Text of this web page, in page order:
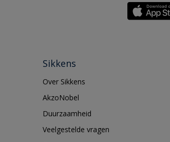
Sikkens
Over Sikkens
AkzoNobel
Duurzaamheid
Veelgestelde vragen